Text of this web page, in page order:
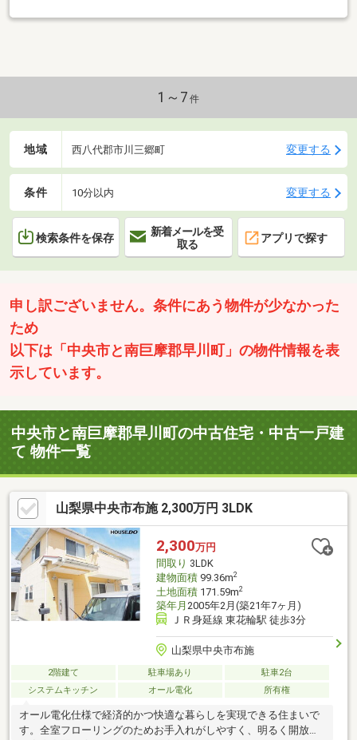
1～7 件
地域 西八代郡市川三郷町 変更する
条件 10分以内 変更する
検索条件を保存
新着メールを受
取る
アプリで探す
申し訳ございません。条件にあう物件が少なかった
ため
以下は「中央市と南巨摩郡早川町」の物件情報を表
示しています。
中央市と南巨摩郡早川町の中古住宅・中古一戸建
て 物件一覧
山梨県中央市布施 2,300万円 3LDK
2,300万円
間取り 3LDK
建物面積99.36m2
土地面積171.59m2
築年月 2005年2月(築21年7ヶ月)
ＪＲ身延線 東花輪駅 徒歩3分
山梨県中央市布施
2階建て 駐車場あり
駐車2台
システムキッチン
オール電化 所有権
オール電化仕様で経済的かつ快適な暮らしを実現できる住まいで
す。全室フローリングのためお手入れがしやすく、明るく開放的